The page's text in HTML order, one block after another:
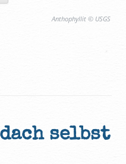
Anthophyllit © USGS
selbst